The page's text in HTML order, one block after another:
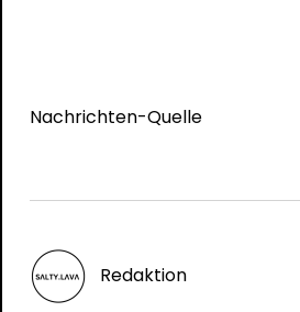
Nachrichten-Quelle
Redaktion